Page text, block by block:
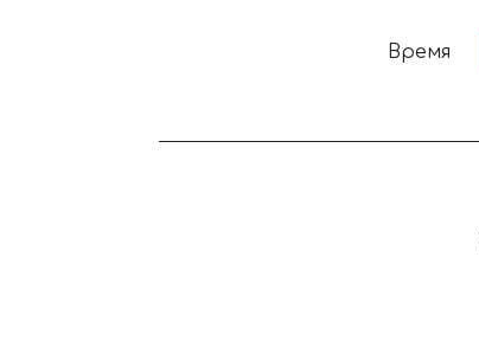
Время